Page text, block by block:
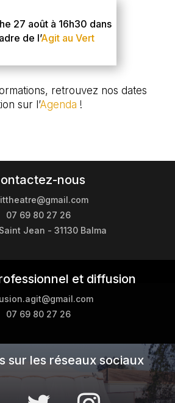
27 août à 16h30 dans
de l’Agit au Vert
retrouvez nos dates
sur l’Agenda !
nous
07 69 80 27 26
Jean - 31130 Balma
et diffusion
07 69 80 27 26
sur les réseaux sociaux